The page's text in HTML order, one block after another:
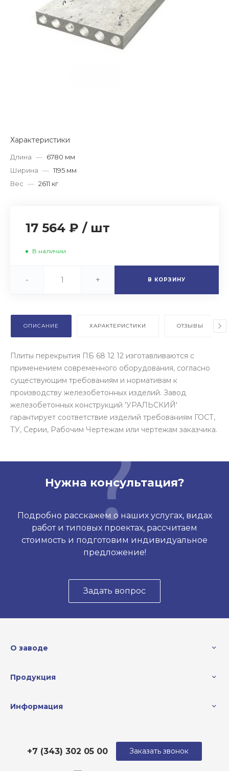
Характеристики
Длина — 6780 мм
Ширина — 1195 мм
Вес — 2611 кг
17 564 ₽ / шт
В наличии
- + В КОРЗИНУ
ОПИСАНИЕ ХАРАКТЕРИСТИКИ ОТЗЫВЫ
Плиты перекрытия ПБ 68 12 12 изготавливаются с
применением современного оборудования, согласно
существующим требованиям и нормативам к
производству железобетонных изделий. Завод
железобетонных конструкций 'УРАЛЬСКИЙ'
гарантирует соответствие изделий требованиям ГОСТ,
ТУ, Серии, Рабочим Чертежам или чертежам заказчика.
Нужна консультация?
Подробно расскажем о наших услугах, видах
работ и типовых проектах, рассчитаем
стоимость и подготовим индивидуальное
предложение!
Задать вопрос
О заводе
Продукция
Информация
+7 (343) 302 05 00 Заказать звонок